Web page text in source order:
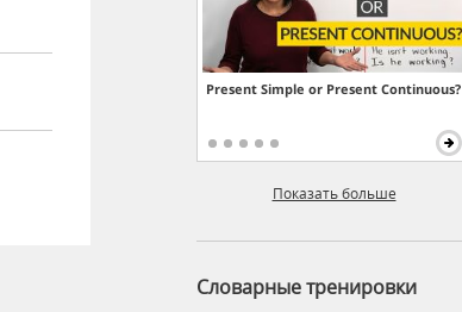
Present Simple or Present Continuous?
Показать больше
Словарные тренировки